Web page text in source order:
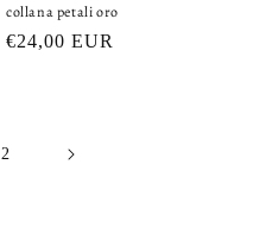
collana petali oro
Regular
€24,00 EUR
2